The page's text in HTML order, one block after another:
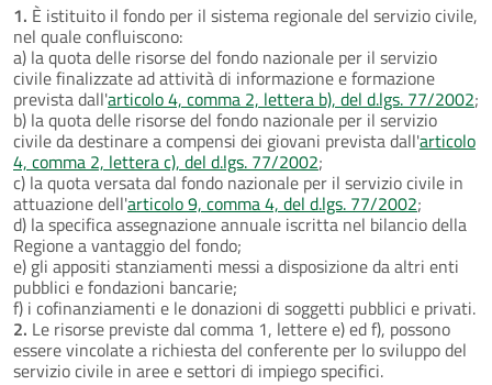
1. È istituito il fondo per il sistema regionale del servizio civile,
nel quale confluiscono:
a) la quota delle risorse del fondo nazionale per il servizio
civile finalizzate ad attività di informazione e formazione
prevista dall'articolo 4, comma 2, lettera b), del d.lgs. 77/2002;
b) la quota delle risorse del fondo nazionale per il servizio
civile da destinare a compensi dei giovani prevista dall'articolo
4, comma 2, lettera c), del d.lgs. 77/2002;
c) la quota versata dal fondo nazionale per il servizio civile in
attuazione dell'articolo 9, comma 4, del d.lgs. 77/2002;
d) la specifica assegnazione annuale iscritta nel bilancio della
Regione a vantaggio del fondo;
e) gli appositi stanziamenti messi a disposizione da altri enti
pubblici e fondazioni bancarie;
f) i cofinanziamenti e le donazioni di soggetti pubblici e privati.
2. Le risorse previste dal comma 1, lettere e) ed f), possono
essere vincolate a richiesta del conferente per lo sviluppo del
servizio civile in aree e settori di impiego specifici.